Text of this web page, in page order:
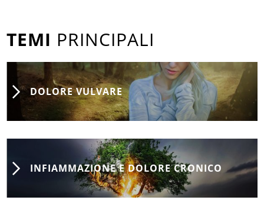
TEMI PRINCIPALI
DOLORE VULVARE
INFIAMMAZIONE E DOLORE CRONICO